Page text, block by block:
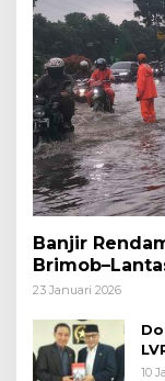
Banjir
Polri
23 Januari 2026
10